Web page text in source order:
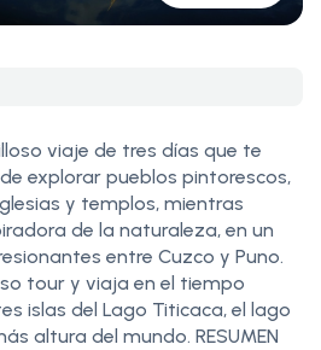
viaje de tres días que te
explorar pueblos pintorescos,
y templos, mientras
de la naturaleza, en un
entre Cuzco y Puno.
tour y viaja en el tiempo
islas del Lago Titicaca, el lago
altura del mundo. RESUMEN